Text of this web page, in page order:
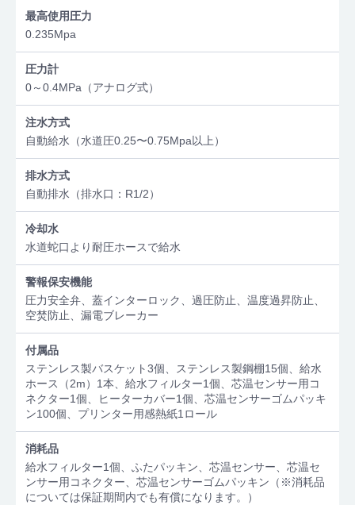
最高使用圧力
0.235Mpa
圧力計
0～0.4MPa（アナログ式）
注水方式
自動給水（水道圧0.25〜0.75Mpa以上）
排水方式
自動排水（排水口：R1/2）
冷却水
水道蛇口より耐圧ホースで給水
警報保安機能
圧力安全弁、蓋インターロック、過圧防止、温度過昇防止、
空焚防止、漏電ブレーカー
付属品
ステンレス製バスケット3個、ステンレス製鋼棚15個、給水
ホース（2m）1本、給水フィルター1個、芯温センサー用コ
ネクター1個、ヒーターカバー1個、芯温センサーゴムパッキ
ン100個、プリンター用感熱紙1ロール
消耗品
給水フィルター1個、ふたパッキン、芯温センサー、芯温セ
ンサー用コネクター、芯温センサーゴムパッキン（※消耗品
については保証期間内でも有償になります。）